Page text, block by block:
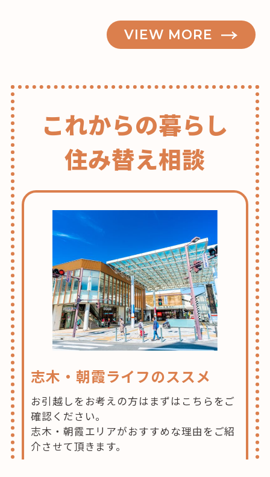
VIEW MORE
これからの暮らし
住み替え相談
志木・朝霞ライフのススメ
お引越しをお考えの方はまずはこちらをご
確認ください。
志木・朝霞エリアがおすすめな理由をご紹
介させて頂きます。